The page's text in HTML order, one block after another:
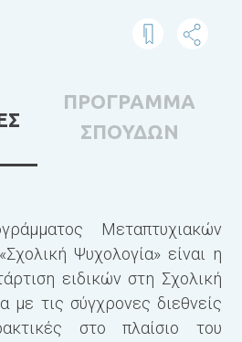
ΠΡΟΓΡΑΜΜΑ
ΣΠΟΥΔΩΝ
Μεταπτυχιακών
Ψυχολογία» είναι η
ειδικών στη Σχολική
με τις σύγχρονες διεθνείς
στο πλαίσιο του